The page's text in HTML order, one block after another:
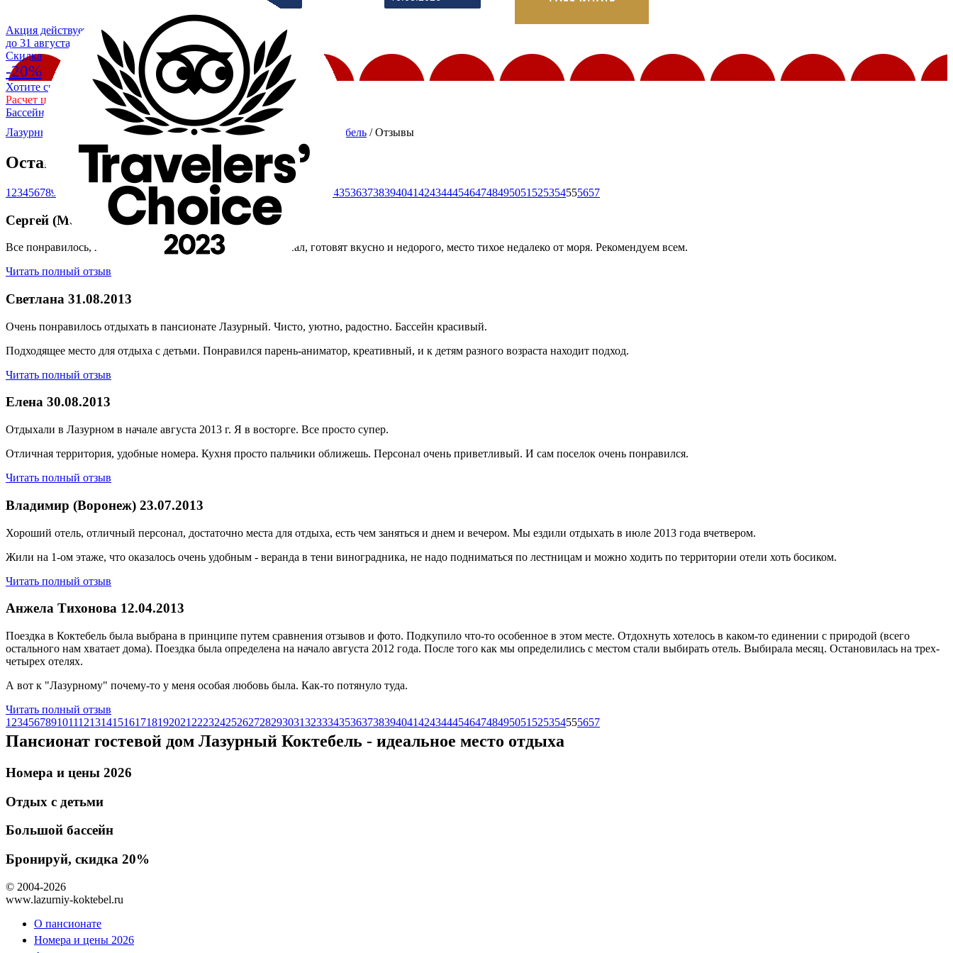
Акция действует
до 31 августа
Cкидка
-20%
Хотите скидку 20% на отдых в Крыму на море?
Расчет цены со скидкой
Бассейн уже разогрет до +28
Лазурный Коктебель
О гостевом доме - пансионате Лазурный Коктебель /Отзывы
Оставьте свой отзыв о нашем пансионате
1 23456789 141516 17 2324 343536373839404142434445464748495051 525354555657
Сергей (Москва) 06.09.2013
Все понравилось, номер новый, доброжелательный персонал, готовят вкусно и недорого, место тихое недалеко от моря. Рекомендуем всем.
Читать полный отзыв
Светлана 31.08.2013
Очень понравилось отдыхать в пансионате Лазурный. Чисто, уютно, радостно. Бассейн красивый.
Подходящее место для отдыха с детьми. Понравился парень-аниматор, креативный, и к детям разного возраста находит подход.
Читать полный отзыв
Елена 30.08.2013
Отдыхали в Лазурном в начале августа 2013 г. Я в восторге. Все просто супер.
Отличная территория, удобные номера. Кухня просто пальчики оближешь. Персонал очень приветливый. И сам поселок очень понравился.
Читать полный отзыв
Владимир (Воронеж) 23.07.2013
Хороший отель, отличный персонал, достаточно места для отдыха, есть чем заняться и днем и вечером. Мы ездили отдыхать в июле 2013 года вчетвером.
Жили на 1-ом этаже, что оказалось очень удобным - веранда в тени виноградника, не надо подниматься по лестницам и можно ходить по территории отели хоть босиком.
Читать полный отзыв
Анжела Тихонова 12.04.2013
Поездка в Коктебель была выбрана в принципе путем сравнения отзывов и фото. Подкупило что-то особенное в этом месте. Отдохнуть хотелось в каком-то единении с природой (всего
остального нам хватает дома). Поездка была определена на начало августа 2012 года. После того как мы определились с местом стали выбирать отель. Выбирала месяц. Остановилась на трех-
четырех отелях.
А вот к "Лазурному" почему-то у меня особая любовь была. Как-то потянуло туда.
Читать полный отзыв
1 23456789101112131415161718192021 222324252627282930313233343536373839404142434445464748495051 525354555657
Пансионат гостевой дом Лазурный Коктебель - идеальное место отдыха
Номера и цены 2026
Отдых с детьми
Большой бассейн
Бронируй, скидка 20%
© 2004-2026
www.lazurniy-koktebel.ru
О пансионате
Номера и цены 2026